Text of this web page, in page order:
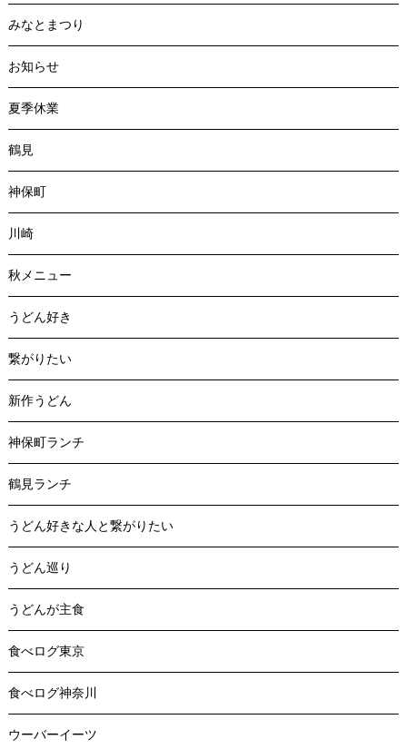
みなとまつり
お知らせ
夏季休業
鶴見
神保町
川崎
秋メニュー
うどん好き
繋がりたい
新作うどん
神保町ランチ
鶴見ランチ
うどん好きな人と繋がりたい
うどん巡り
うどんが主食
食べログ東京
食べログ神奈川
ウーバーイーツ